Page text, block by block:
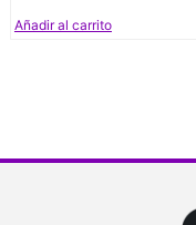
Añadir al carrito